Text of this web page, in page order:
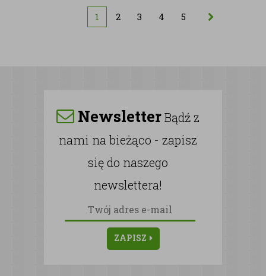
1 2 3 4 5
NewsletterBądź z
nami na bieżąco - zapisz
się do naszego
newslettera!
ZAPISZ